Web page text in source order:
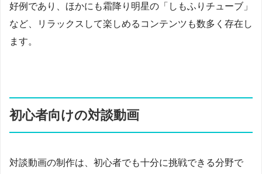
好例であり、ほかにも霜降り明星の「しもふりチューブ」
など、リラックスして楽しめるコンテンツも数多く存在し
ます。
初心者向けの対談動画
対談動画の制作は、初心者でも十分に挑戦できる分野で